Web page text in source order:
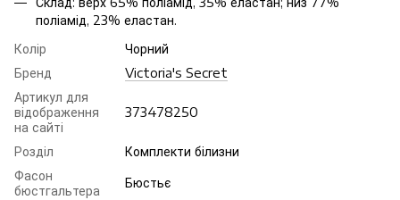
поліамід, 23% еластан.
Колір
Чорний
Бренд
Victoria's Secret
Артикул для
відображення
на сайті
373478250
Розділ
Комплекти білизни
Фасон
бюстгальтера
Бюстьє